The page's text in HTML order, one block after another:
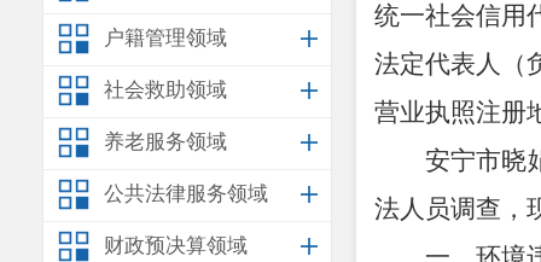
户籍管理领域
社会救助领域
养老服务领域
公共法律服务领域
财政预决算领域
统一社会信用
法定代表人（
营业执照注册
安宁市晓
法人员调查，